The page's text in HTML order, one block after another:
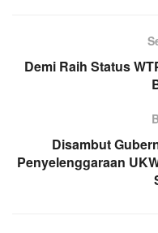
Demi Raih Status
Disambut
Penyelenggaraan